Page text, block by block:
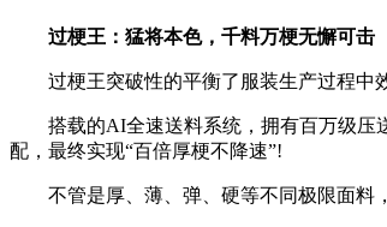
过梗王：猛将本色，千料万梗无懈可击
过梗王突破性的平衡了服装生产过程中效
搭载的AI全速送料系统，拥有百万级压送
配，最终实现“百倍厚梗不降速”!
不管是厚、薄、弹、硬等不同极限面料，